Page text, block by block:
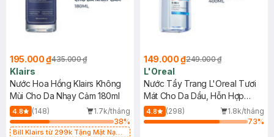
195.000 ₫435.000 ₫
Klairs
Nước Hoa Hồng Klairs Không
Mùi Cho Da Nhạy Cảm 180ml
4.8 (148)
1.7k/tháng
38%
Bill Klairs từ 299k Tặng Mặt Nạ
149.000 ₫249.000 ₫
L'Oreal
Nước Tẩy Trang L'Oreal Tươi
Mát Cho Da Dầu, Hỗn Hợp
400ml
4.8 (298)
1.8k/tháng
73%